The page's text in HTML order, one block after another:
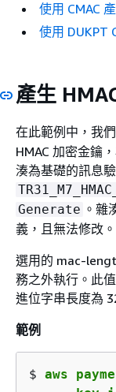
使用 CMAC
使用 DUKPT
產生
在此範例中，我
HMAC 加密金鑰
湊為基礎的訊息
Generate 。雜
義，且無法修改。
選用的 mac-
務之外執行。此
進位字串長度為
範例
$ aws